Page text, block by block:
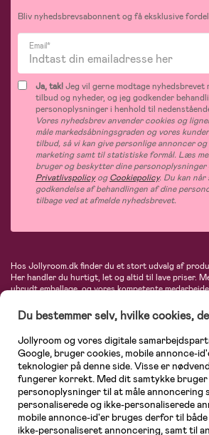
Bliv nyhedsbrevsabonnent og få eksklusive
Email*
Ja, tak!Jeg vil gerne modtage nyhedsbrevet
tilbud og nyheder, og jeg godkender
personoplysninger i henhold til
Vores nyhedsbrev anvender cookies og
måle markedsåbningsgraden og vores
tilbud, så vi kan give personlige annoncer
marketing samt til statistiske formål. Læs
bruger og beskytter dine personoplysninger
PrivatlivspolicyogCookiepolicy. Du kan når
godkendelse af behandlingen af dine
tilbage ved at afmelde nyhedsbrevet.
Hos Jollyroom.dk finder du et stort udvalg af
Her handler du hurtigt, let og altid til lave priser.
ubrudt emballage, og vores kompetente
barnevogne, autostole, børne- og babytøj,
mødre, indretning og inspiration, legetøj,
tilbyder produkter fra velkendte varemærker som
Jogger, BabyBjörn, Didriksons, KidKraft,
Cybex, LEGO og mange flere. Kort sagt - et
Du bestemmer selv, hvilke cookies,
Jollyroom og vores digitale
Google, bruger cookies, mobile annonce-
teknologier på denne side. Visse er
fungerer korrekt. Med dit samtykke bruger
personoplysninger til at måle annoncering
personaliserede og ikke-personaliserede
mobile annonce-id'er bruges derfor til
ikke-personaliseret annoncering, samt til